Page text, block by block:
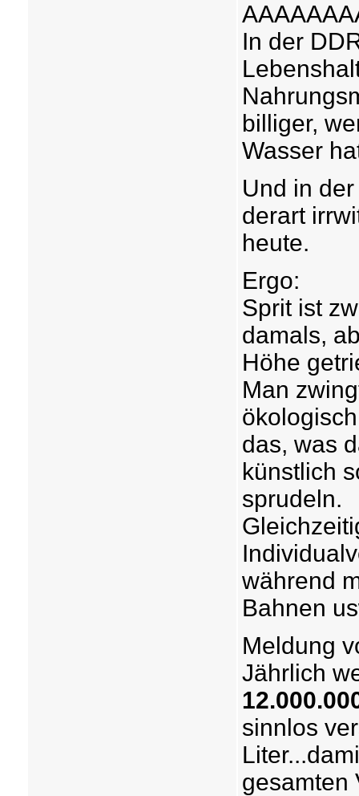
In der
billiger,
Wasser
Und in
derart
heute.
Ergo:
Sprit ist
damals,
Höhe
Man
das, was
künstlich
sprudeln.
während
Bahnen
Meldung
Jährlich
sinnlos
gesamten